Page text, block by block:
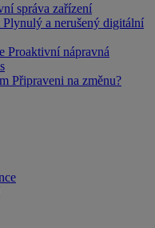
správa zařízení
Plynulý a nerušený digitální
Proaktivní nápravná
Připraveni na změnu?